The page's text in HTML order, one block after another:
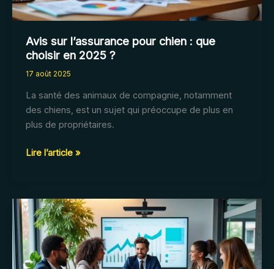
considérer
Avis sur l’assurance pour chien : que
choisir en 2025 ?
17 août 2025
La santé des animaux de compagnie, notamment
des chiens, est un sujet qui préoccupe de plus en
plus de propriétaires.
Avis
pour
chien
que
choisir
Lire l’article »